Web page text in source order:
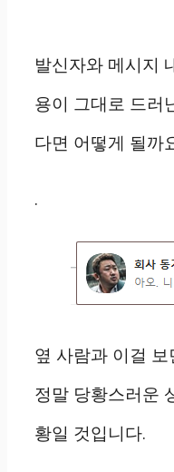
발신자와 메시지
용이 그대로 드러
다면 어떻게 될까
.
옆 사람과 이걸 보
정말 당황스러운
황일 것입니다.